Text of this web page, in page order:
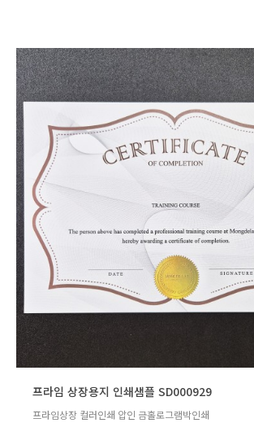
프라임 상장용지 인쇄샘플 SD000929
프라임상장 컬러인쇄 압인 금홀로그램박인쇄